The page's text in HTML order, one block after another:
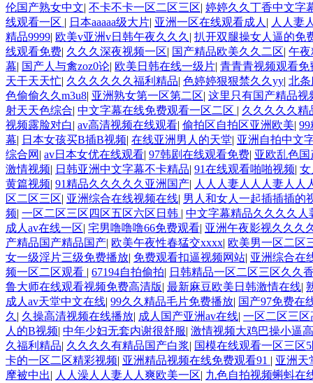
伦国产熟女中文| 不卡不卡一区二区三区| 婷婷久久丁香中文字
线观看一区 | 日本aaaaa级大片| 亚洲一区在线观看成人 | 人人妻
精品9999| 欧美v亚洲v日韩午夜久久久 | 扒开双腿操女人逼的免
线观看免费| 久久久深夜视频一区| 国产精品欧美久久二区| 午
幕| 国产人与禽zoz0论| 欧美日韩在线一级片| 青青青视频观看
天干天天忙| 久久久久久久福利精品| 色婷婷狠狠禁久久yy| 北
色偷偷久久m3u8| 亚洲熟女第一区第二区| 这里只有国产精品视
射天天色综合| 中文字幕在线免费观看一区二区 | 久久久久久精
视频露脸对白| av高清视频在线观看| 偷拍区自拍区亚洲欧美|
幕| 日本女孩买B插B视频| 在线亚洲男人的天堂| 亚洲自拍中文
综合网 | av日本女优在线观看| 97韩剧在线观看免费| 亚欧乱色
激情视频| 日韩亚洲中文字幕不卡精品| 91在线观看啪啪视频|
黄篇视频| 91精品久久久久久亚洲国产| 人人人妻人人人妻人人
区二区三区| 亚洲综合在线视频在线| 男人和女人一起插插插的
频| 一区二区三区四区五区六区日韩 | 中文字幕精品久久久久人
成人av在线一区| 宅男噜噜噜66免费观看| 亚洲午夜影视久久久
产精品国产精品国产| 欧美午夜性春猛交xxxx| 欧美男一区二区
女一级淫片三级免费播放| 免费观看扣逼视频网站| 亚洲综合在
频一区二区观看 | 67194自拍偷拍| 日韩精品一区二区三区久久
鲁大师在线观看视频免费高清版| 最新麻豆欧美日韩激情在线|
成人av天堂中文在线| 99久久精品毛片免费播放| 国产97免费在
久 | 久操高清视频在线播放| 成人国产亚洲av在线| 一区二区三区
人的B视频| 中年少妇无套内谢很舒服| 激情视频大鸡巴操小逼
久福利精品| 久久久久有精品国产白浆| 国模在线观看一区三区
卡的一区二区精彩视频| 亚洲精品视频在线免费观看91 | 亚洲天
摩被中出| 人人澡人人妻人人爽欧美一区| 九色自拍视频蝌蚪在